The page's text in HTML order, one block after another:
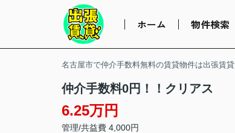
ホーム 物件検索
名古屋市で仲介手数料無料の賃貸物件は出張賃貸
仲介手数料0円！！クリアス
6.25万円
管理/共益費 4,000円